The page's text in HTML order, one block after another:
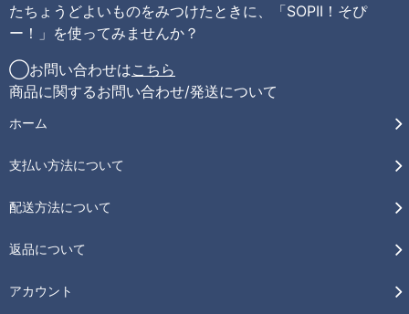
たちょうどよいものをみつけたときに、「SOPII！そぴ
ー！」を使ってみませんか？
◯お問い合わせはこちら
商品に関するお問い合わせ/発送について
ホーム
支払い方法について
配送方法について
返品について
アカウント